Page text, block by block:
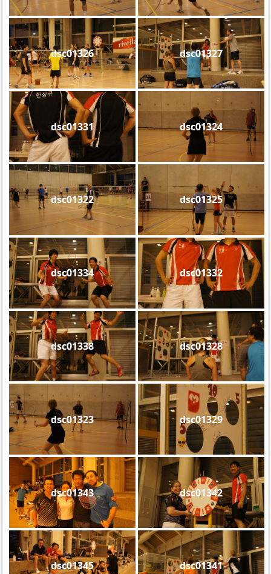
dsc01326 dsc01327
dsc01331 dsc01324
dsc01322 dsc01325
dsc01334 dsc01332
dsc01338 dsc01328
dsc01323 dsc01329
dsc01343 dsc01342
dsc01345 dsc01341